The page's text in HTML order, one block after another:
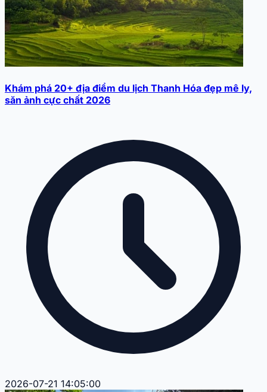
Khám phá 20+ địa điểm du lịch Thanh Hóa đẹp mê ly,
săn ảnh cực chất 2026
2026-07-21 14:05:00